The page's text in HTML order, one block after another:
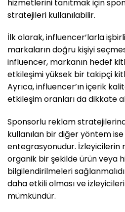
hizmetlerini tanıtmak için
stratejileri kullanılabilir.
İlk olarak, influencer’larla
markaların doğru kişiyi
influencer, markanın hedef
etkileşimi yüksek bir takipçi
Ayrıca, influencer’ın içerik
etkileşim oranları da dikkate
Sponsorlu reklam
kullanılan bir diğer yöntem
entegrasyonudur. İzleyicilerin
organik bir şekilde ürün veya
bilgilendirilmeleri
daha etkili olması ve
mümkündür.